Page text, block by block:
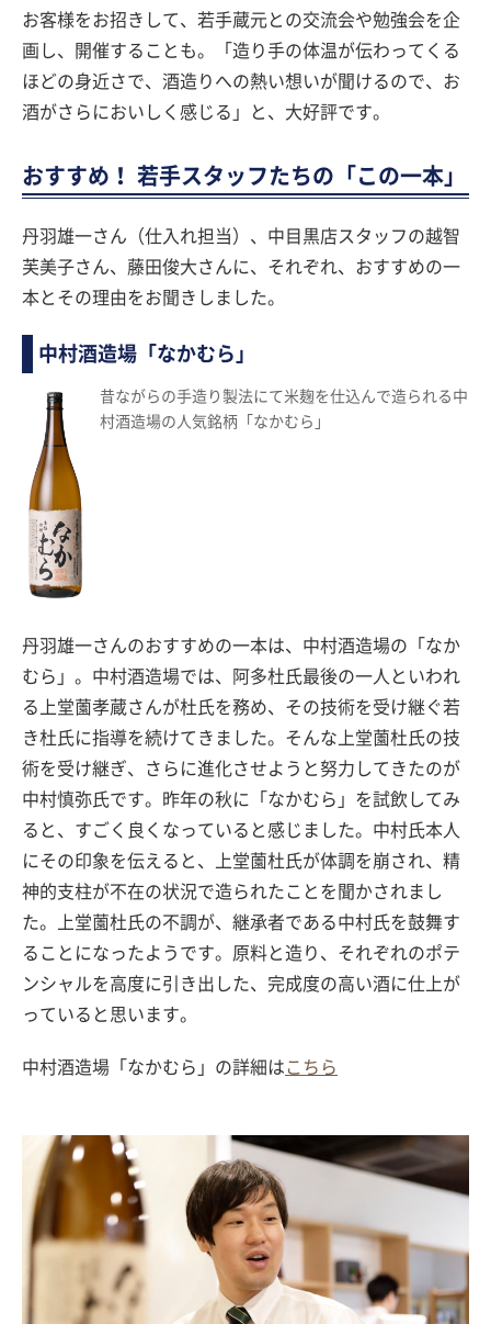
お客様をお招きして、若手蔵元との交流会や勉強会を企
画し、開催することも。「造り手の体温が伝わってくる
ほどの身近さで、酒造りへの熱い想いが聞けるので、お
酒がさらにおいしく感じる」と、大好評です。
おすすめ！ 若手スタッフたちの「この一本」
丹羽雄一さん（仕入れ担当）、中目黒店スタッフの越智
芙美子さん、藤田俊大さんに、それぞれ、おすすめの一
本とその理由をお聞きしました。
中村酒造場「なかむら」
昔ながらの手造り製法にて米麹を仕込んで造られる中
村酒造場の人気銘柄「なかむら」
丹羽雄一さんのおすすめの一本は、中村酒造場の「なか
むら」。中村酒造場では、阿多杜氏最後の一人といわれ
る上堂薗孝蔵さんが杜氏を務め、その技術を受け継ぐ若
き杜氏に指導を続けてきました。そんな上堂薗杜氏の技
術を受け継ぎ、さらに進化させようと努力してきたのが
中村慎弥氏です。昨年の秋に「なかむら」を試飲してみ
ると、すごく良くなっていると感じました。中村氏本人
にその印象を伝えると、上堂薗杜氏が体調を崩され、精
神的支柱が不在の状況で造られたことを聞かされまし
た。上堂薗杜氏の不調が、継承者である中村氏を鼓舞す
ることになったようです。原料と造り、それぞれのポテ
ンシャルを高度に引き出した、完成度の高い酒に仕上が
っていると思います。
中村酒造場「なかむら」の詳細はこちら